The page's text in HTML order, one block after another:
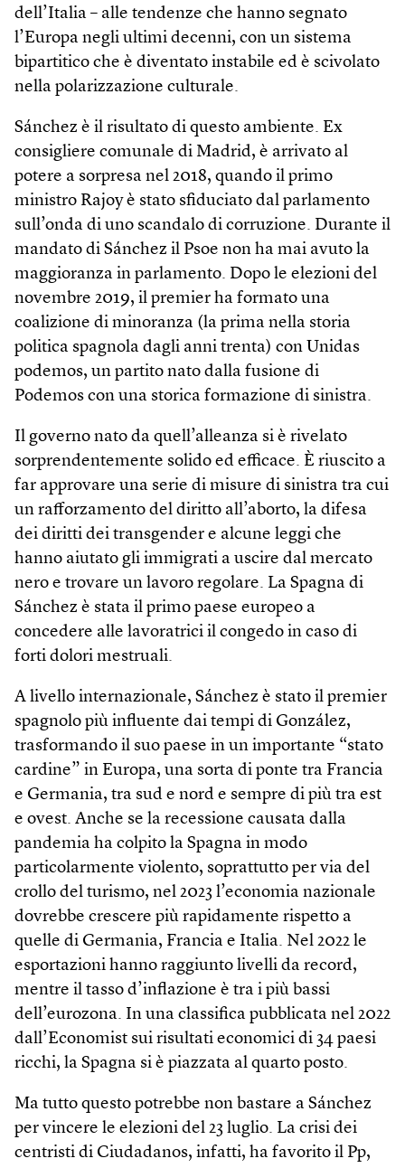
dell’Italia – alle tendenze che hanno segnato
l’Europa negli ultimi decenni, con un sistema
bipartitico che è diventato instabile ed è scivolato
nella polarizzazione culturale.
Sánchez è il risultato di questo ambiente. Ex
consigliere comunale di Madrid, è arrivato al
potere a sorpresa nel 2018, quando il primo
ministro Rajoy è stato sfiduciato dal parlamento
sull’onda di uno scandalo di corruzione. Durante il
mandato di Sánchez il Psoe non ha mai avuto la
maggioranza in parlamento. Dopo le elezioni del
novembre 2019, il premier ha formato una
coalizione di minoranza (la prima nella storia
politica spagnola dagli anni trenta) con Unidas
podemos, un partito nato dalla fusione di
Podemos con una storica formazione di sinistra.
Il governo nato da quell’alleanza si è rivelato
sorprendentemente solido ed efficace. È riuscito a
far approvare una serie di misure di sinistra tra cui
un rafforzamento del diritto all’aborto, la difesa
dei diritti dei transgender e alcune leggi che
hanno aiutato gli immigrati a uscire dal mercato
nero e trovare un lavoro regolare. La Spagna di
Sánchez è stata il primo paese europeo a
concedere alle lavoratrici il congedo in caso di
forti dolori mestruali.
A livello internazionale, Sánchez è stato il premier
spagnolo più influente dai tempi di González,
trasformando il suo paese in un importante “stato
cardine” in Europa, una sorta di ponte tra Francia
e Germania, tra sud e nord e sempre di più tra est
e ovest. Anche se la recessione causata dalla
pandemia ha colpito la Spagna in modo
particolarmente violento, soprattutto per via del
crollo del turismo, nel 2023 l’economia nazionale
dovrebbe crescere più rapidamente rispetto a
quelle di Germania, Francia e Italia. Nel 2022 le
esportazioni hanno raggiunto livelli da record,
mentre il tasso d’inflazione è tra i più bassi
dell’eurozona. In una classifica pubblicata nel 2022
dall’Economist sui risultati economici di 34 paesi
ricchi, la Spagna si è piazzata al quarto posto.
Ma tutto questo potrebbe non bastare a Sánchez
per vincere le elezioni del 23 luglio. La crisi dei
centristi di Ciudadanos, infatti, ha favorito il Pp,